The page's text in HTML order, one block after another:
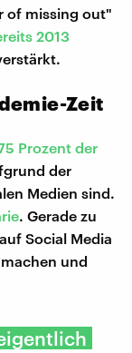
of missing out"
2013
Zeit
Prozent der
der
Medien sind.
. Gerade zu
Social Media
und